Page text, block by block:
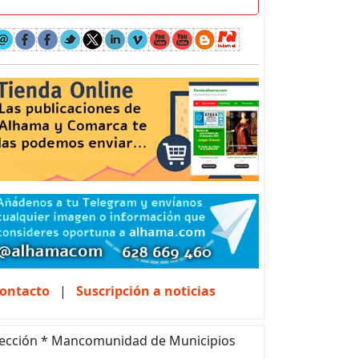
| Suscripción a noticias
* Mancomunidad de Municipios